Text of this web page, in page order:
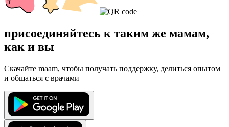
присоединяйтесь к таким же мамам,
как и вы
Скачайте maam, чтобы получать поддержку, делиться опытом
и общаться с врачами